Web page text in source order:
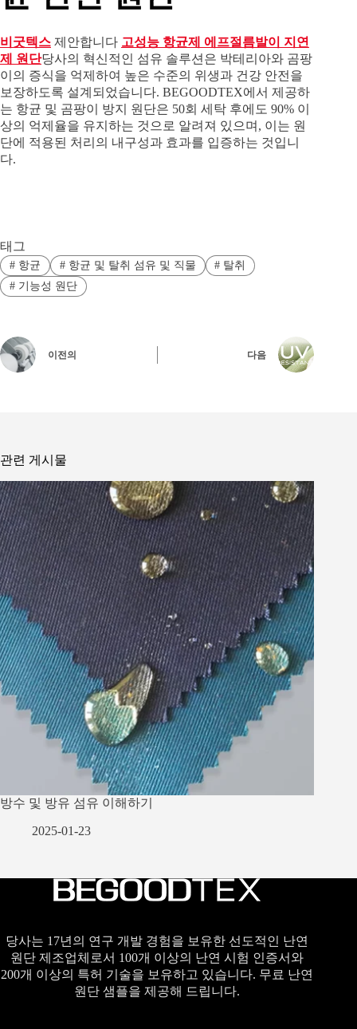
비굿텍스 제안합니다 고성능 항균제 에프절름발이 지연
제 원단당사의 혁신적인 섬유 솔루션은 박테리아와 곰팡
이의 증식을 억제하여 높은 수준의 위생과 건강 안전을
보장하도록 설계되었습니다. BEGOODTEX에서 제공하
는 항균 및 곰팡이 방지 원단은 50회 세탁 후에도 90% 이
상의 억제율을 유지하는 것으로 알려져 있으며, 이는 원
단에 적용된 처리의 내구성과 효과를 입증하는 것입니
다.
태그
#항균 #항균 및 탈취 섬유 및 직물 # 탈취
#기능성 원단
이전의 다음
관련 게시물
방수 및 방유 섬유 이해하기
2025-01-23
당사는 17년의 연구 개발 경험을 보유한 선도적인 난연
원단 제조업체로서 100개 이상의 난연 시험 인증서와
200개 이상의 특허 기술을 보유하고 있습니다. 무료 난연
원단 샘플을 제공해 드립니다.